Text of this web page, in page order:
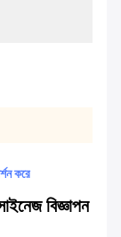
করে
বিজ্ঞাপন